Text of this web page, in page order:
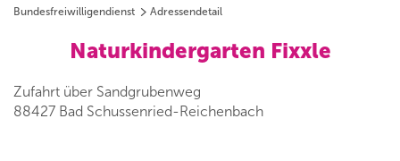
Bundesfreiwilligendienst Adressendetail
Naturkindergarten Fixxle
Zufahrt über Sandgrubenweg
88427 Bad Schussenried-Reichenbach